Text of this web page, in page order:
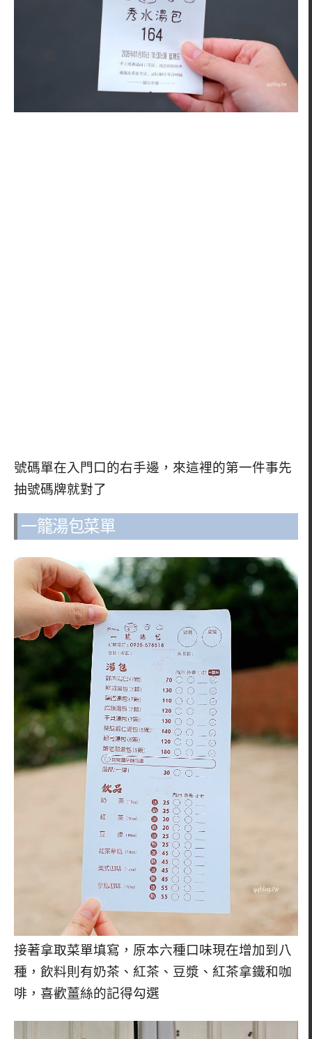
號碼單在入門口的右手邊，來這裡的第一件事先
抽號碼牌就對了
一籠湯包菜單
接著拿取菜單填寫，原本六種口味現在增加到八
種，飲料則有奶茶、紅茶、豆漿、紅茶拿鐵和咖
啡，喜歡薑絲的記得勾選